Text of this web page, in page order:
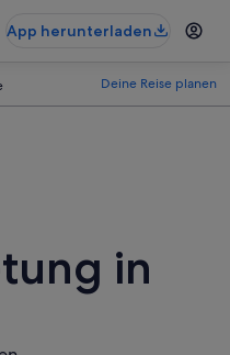
App herunterladen
Deine Reise planen
in